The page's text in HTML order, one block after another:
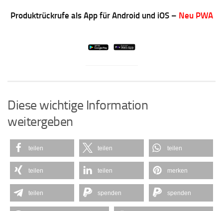
Produktrückrufe als App für Android und iOS – Neu PWA
Diese wichtige Information
weitergeben
teilen teilen teilen
teilen teilen merken
teilen spenden spenden